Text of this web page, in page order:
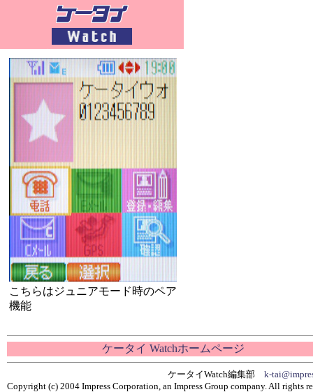
こちらはジュニアモード時のペア
機能
ケータイ Watchホームページ
ケータイWatch編集部 k-
Copyright (c) 2004 Impress Corporation, an Impress Group company. All rights